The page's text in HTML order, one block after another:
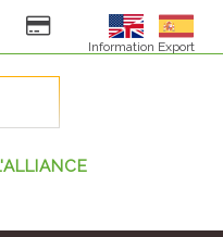
Information Export